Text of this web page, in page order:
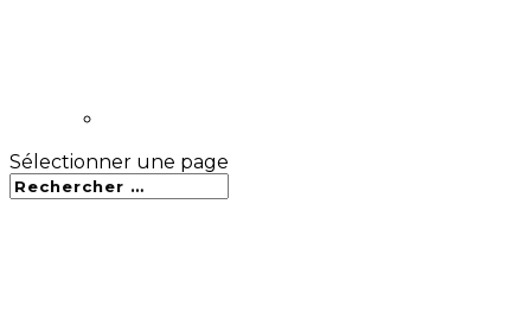
Sélectionner une page